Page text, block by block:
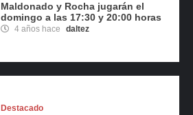
Maldonado y Rocha jugarán el
domingo a las 17:30 y 20:00 horas
4 años hace daltez
Destacado